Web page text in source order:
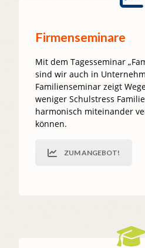
Firmenseminare
Mit dem Tagesseminar
sind wir auch in
Familienseminar zeigt
weniger Schulstress
harmonisch miteinander
können.
ZUM ANGEBOT!